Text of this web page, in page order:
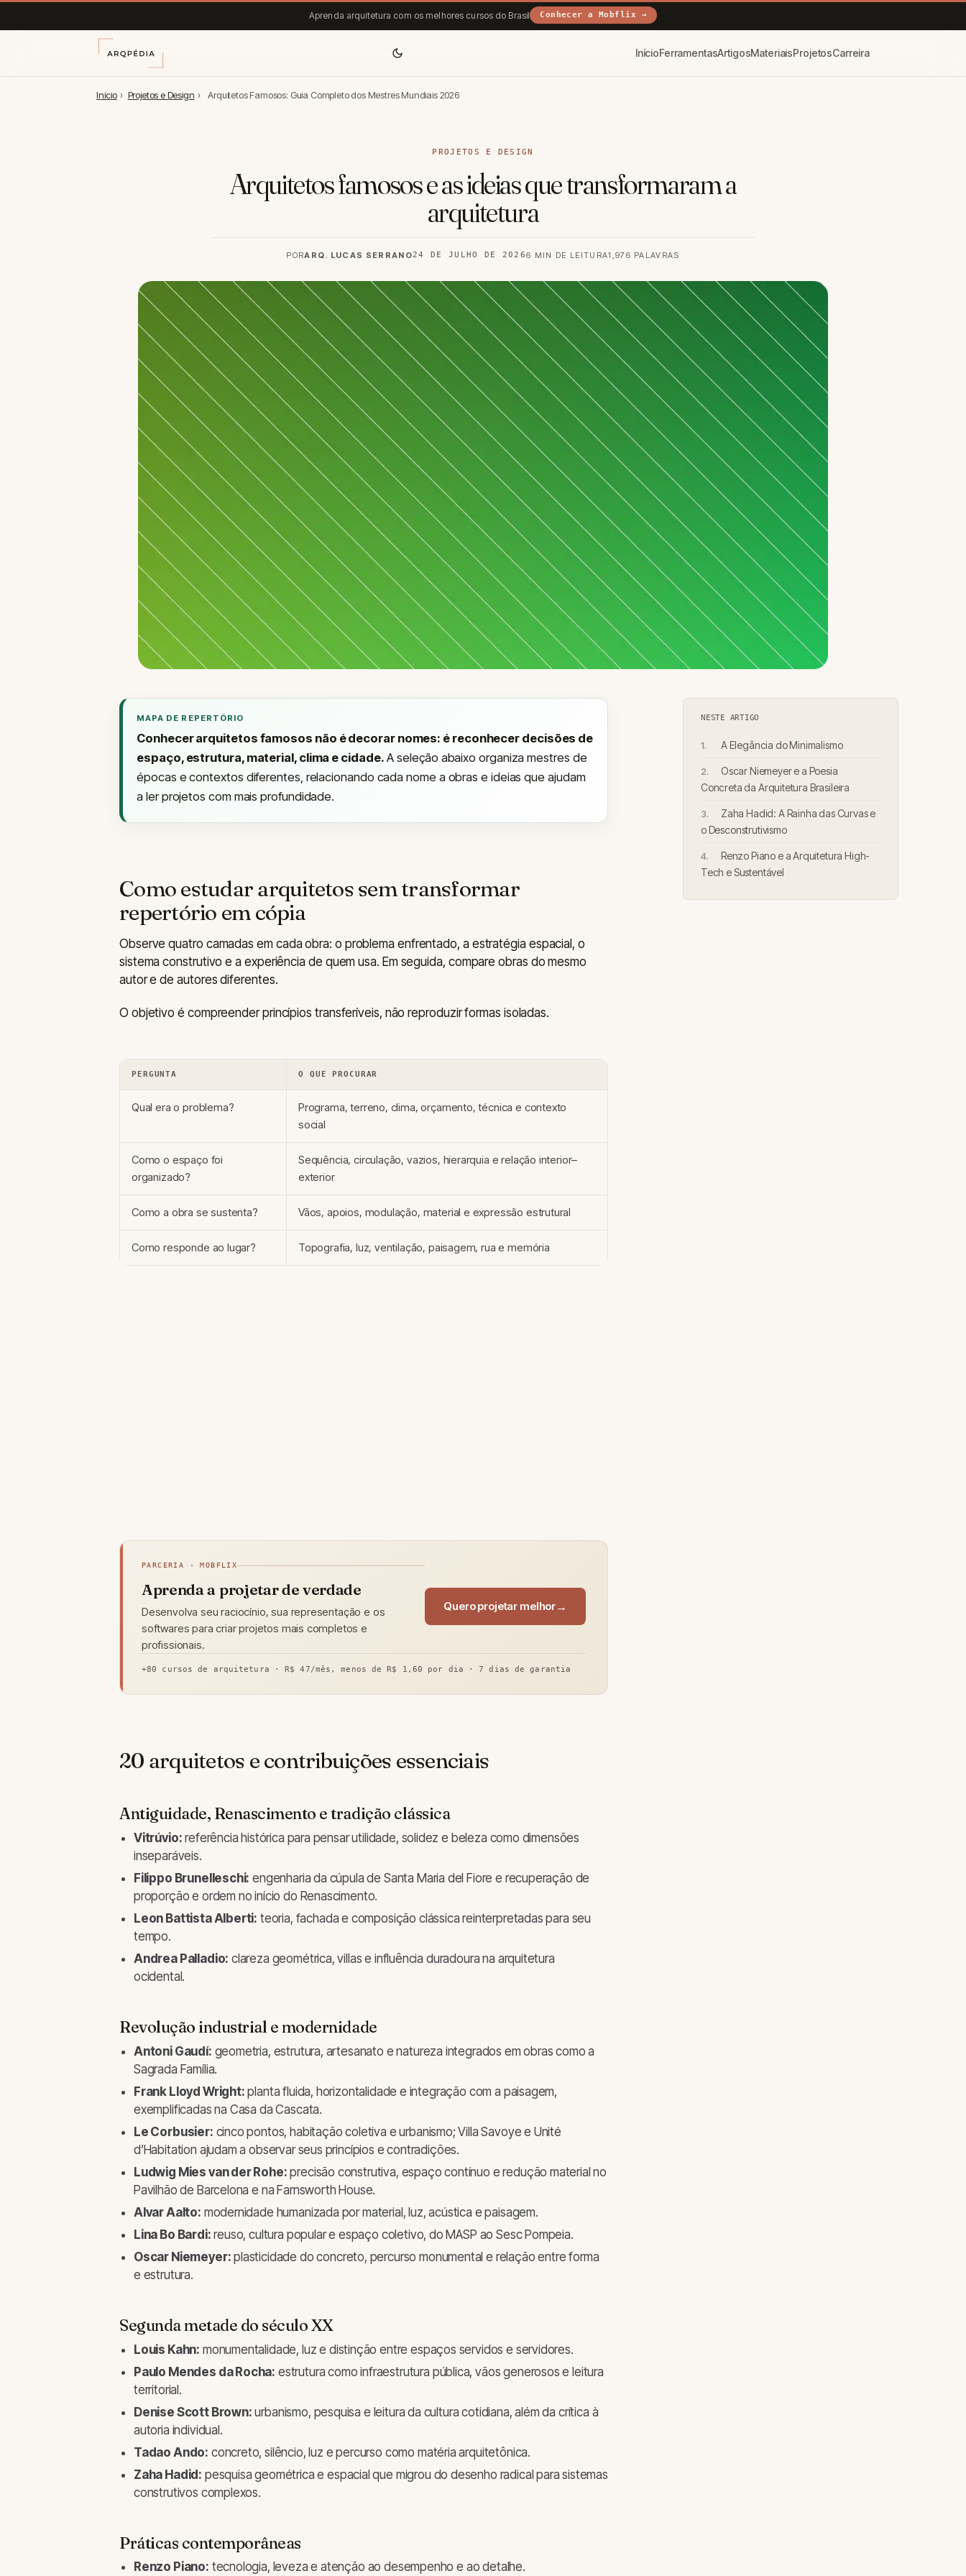
Aprenda arquitetura com os melhores cursos do Brasil Conhecer a Mobflix →
InícioFerramentasArtigosMateriaisProjetosCarreira
Início › Projetos e Design › Arquitetos Famosos: Guia Completo dos Mestres Mundiais 2026
PROJETOS E DESIGN
Arquitetos famosos e as ideias que transformaram a
arquitetura
PORARQ. LUCAS SERRANO24 DE JULHO DE 20266 MIN DE LEITURA1,976 PALAVRAS
MAPA DE REPERTÓRIO
Conhecer arquitetos famosos não é decorar nomes: é reconhecer decisões de
espaço, estrutura, material, clima e cidade. A seleção abaixo organiza mestres de
épocas e contextos diferentes, relacionando cada nome a obras e ideias que ajudam
a ler projetos com mais profundidade.
Como estudar arquitetos sem transformar
repertório em cópia
Observe quatro camadas em cada obra: o problema enfrentado, a estratégia espacial, o
sistema construtivo e a experiência de quem usa. Em seguida, compare obras do mesmo
autor e de autores diferentes.
O objetivo é compreender princípios transferíveis, não reproduzir formas isoladas.
PERGUNTA O QUE PROCURAR
Qual era o problema?
Programa, terreno, clima, orçamento, técnica e contexto
social
Como o espaço foi
organizado?
Sequência, circulação, vazios, hierarquia e relação interior–
exterior
Como a obra se sustenta? Vãos, apoios, modulação, material e expressão estrutural
Como responde ao lugar? Topografia, luz, ventilação, paisagem, rua e memória
PARCERIA · MOBFLIX
Aprenda a projetar de verdade
Desenvolva seu raciocínio, sua representação e os
softwares para criar projetos mais completos e
profissionais.
Quero projetar melhor
+80 cursos de arquitetura · R$ 47/mês, menos de R$ 1,60 por dia · 7 dias de garantia
20 arquitetos e contribuições essenciais
Antiguidade, Renascimento e tradição clássica
Vitrúvio: referência histórica para pensar utilidade, solidez e beleza como dimensões
inseparáveis.
Filippo Brunelleschi: engenharia da cúpula de Santa Maria del Fiore e recuperação de
proporção e ordem no início do Renascimento.
Leon Battista Alberti: teoria, fachada e composição clássica reinterpretadas para seu
tempo.
Andrea Palladio: clareza geométrica, villas e influência duradoura na arquitetura
ocidental.
Revolução industrial e modernidade
Antoni Gaudí: geometria, estrutura, artesanato e natureza integrados em obras como a
Sagrada Família.
Frank Lloyd Wright: planta fluida, horizontalidade e integração com a paisagem,
exemplificadas na Casa da Cascata.
Le Corbusier: cinco pontos, habitação coletiva e urbanismo; Villa Savoye e Unité
d’Habitation ajudam a observar seus princípios e contradições.
Ludwig Mies van der Rohe: precisão construtiva, espaço contínuo e redução material no
Pavilhão de Barcelona e na Farnsworth House.
Alvar Aalto: modernidade humanizada por material, luz, acústica e paisagem.
Lina Bo Bardi: reuso, cultura popular e espaço coletivo, do MASP ao Sesc Pompeia.
Oscar Niemeyer: plasticidade do concreto, percurso monumental e relação entre forma
e estrutura.
Segunda metade do século XX
Louis Kahn: monumentalidade, luz e distinção entre espaços servidos e servidores.
Paulo Mendes da Rocha: estrutura como infraestrutura pública, vãos generosos e leitura
territorial.
Denise Scott Brown: urbanismo, pesquisa e leitura da cultura cotidiana, além da crítica à
autoria individual.
Tadao Ando: concreto, silêncio, luz e percurso como matéria arquitetônica.
Zaha Hadid: pesquisa geométrica e espacial que migrou do desenho radical para sistemas
construtivos complexos.
Práticas contemporâneas
Renzo Piano: tecnologia, leveza e atenção ao desempenho e ao detalhe.
NESTE ARTIGO
A Elegância do Minimalismo
Oscar Niemeyer e a Poesia
Concreta da Arquitetura Brasileira
Zaha Hadid: A Rainha das Curvas e
o Desconstrutivismo
Renzo Piano e a Arquitetura High-
Tech e Sustentável